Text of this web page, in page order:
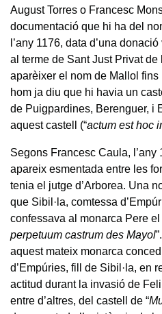
August Torres o Francesc
documentació que hi ha del
l’any 1176, data d’una
al terme de Sant Just Privat de
aparèixer el nom de Mallol fins
hom ja diu que hi havia un
de Puigpardines, Berenguer, i
aquest castell (“actum est hoc
Segons Francesc Caula, l’any
apareix esmentada entre les
tenia el jutge d’Arborea. Una
que Sibil·la, comtessa
confessava al monarca Pere el
perpetuum castrum des Mayol
aquest mateix monarca
d’Empúries, fill de Sibil·la, en
actitud durant la invasió de
entre d’altres, del castell de “